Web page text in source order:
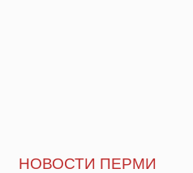
НОВОСТИ ПЕРМИ